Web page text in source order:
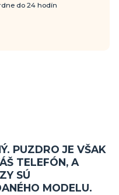
do 24 hodín
PUZDRO JE VŠAK
TELEFÓN, A
SÚ
MODELU.